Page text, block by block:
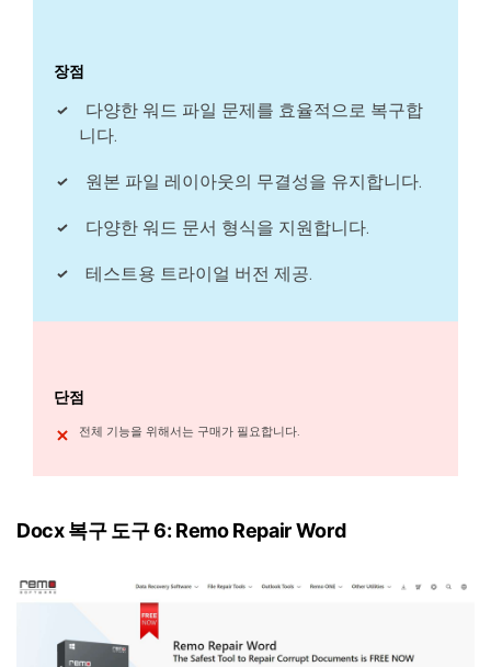
장점
다양한 워드 파일 문제를 효율적으로 복구합
니다.
원본 파일 레이아웃의 무결성을 유지합니다.
다양한 워드 문서 형식을 지원합니다.
테스트용 트라이얼 버전 제공.
단점
전체 기능을 위해서는 구매가 필요합니다.
Docx 복구 도구 6: Remo Repair Word